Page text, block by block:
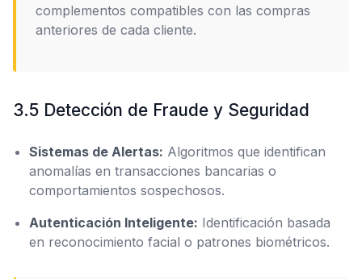
complementos compatibles con las compras
anteriores de cada cliente.
3.5 Detección de Fraude y Seguridad
Sistemas de Alertas: Algoritmos que identifican
anomalías en transacciones bancarias o
comportamientos sospechosos.
Autenticación Inteligente: Identificación basada
en reconocimiento facial o patrones biométricos.